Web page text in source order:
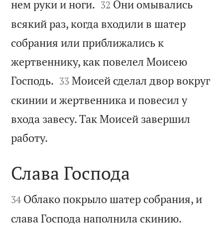
нем руки и ноги. 

32 Они омывались
всякий раз, когда входили в шатер
собрания или приближались к
жертвеннику, как повелел Моисею
Господь. 

33 Моисей сделал двор вокруг
скинии и жертвенника и повесил у
входа завесу. Так Моисей завершил
работу.

Слава Господа

34 Облако покрыло шатер собрания, и
слава Господа наполнила скинию.